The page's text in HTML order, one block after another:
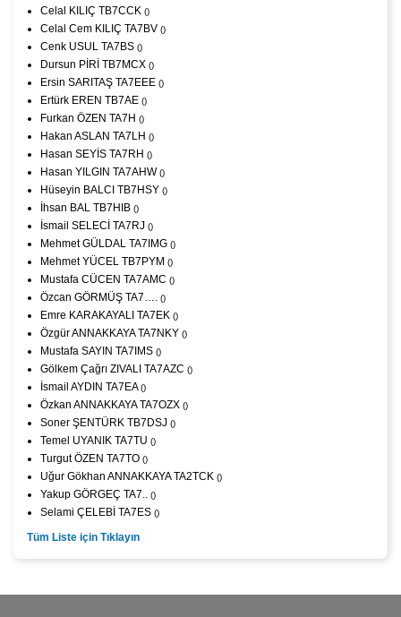
Celal KILIÇ TB7CCK ()
Celal Cem KILIÇ TA7BV ()
Cenk USUL TA7BS ()
Dursun PİRİ TB7MCX ()
Ersin SARITAŞ TA7EEE ()
Ertürk EREN TB7AE ()
Furkan ÖZEN TA7H ()
Hakan ASLAN TA7LH ()
Hasan SEYİS TA7RH ()
Hasan YILGIN TA7AHW()
Hüseyin BALCI TB7HSY ()
İhsan BAL TB7HIB ()
İsmail SELECİ TA7RJ ()
Mehmet GÜLDAL TA7IMG ()
Mehmet YÜCEL TB7PYM ()
Mustafa CÜCEN TA7AMC ()
Özcan GÖRMÜŞ TA7…. ()
Emre KARAKAYALI TA7EK ()
Özgür ANNAKKAYA TA7NKY ()
Mustafa SAYIN TA7IMS ()
Gölkem Çağrı ZIVALI TA7AZC ()
İsmail AYDIN TA7EA()
Özkan ANNAKKAYA TA7OZX ()
Soner ŞENTÜRK TB7DSJ ()
Temel UYANIK TA7TU ()
Turgut ÖZEN TA7TO ()
Uğur Gökhan ANNAKKAYA TA2TCK ()
Yakup GÖRGEÇ TA7.. ()
Selami ÇELEBİ TA7ES ()
Tüm Liste için Tıklayın